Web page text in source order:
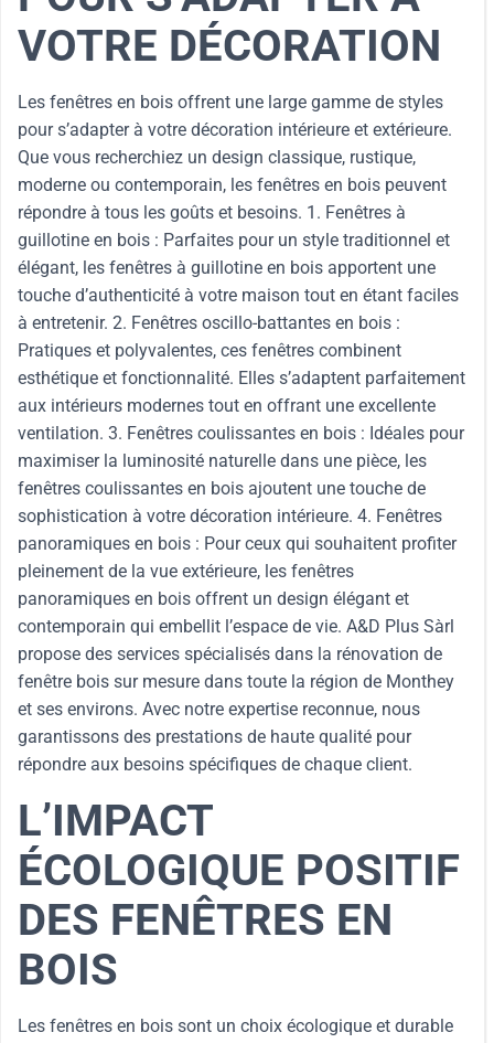
VOTRE DÉCORATION
Les fenêtres en bois offrent une large gamme de styles
pour s’adapter à votre décoration intérieure et extérieure.
Que vous recherchiez un design classique, rustique,
moderne ou contemporain, les fenêtres en bois peuvent
répondre à tous les goûts et besoins. 1. Fenêtres à
guillotine en bois : Parfaites pour un style traditionnel et
élégant, les fenêtres à guillotine en bois apportent une
touche d’authenticité à votre maison tout en étant faciles
à entretenir. 2. Fenêtres oscillo-battantes en bois :
Pratiques et polyvalentes, ces fenêtres combinent
esthétique et fonctionnalité. Elles s’adaptent parfaitement
aux intérieurs modernes tout en offrant une excellente
ventilation. 3. Fenêtres coulissantes en bois : Idéales pour
maximiser la luminosité naturelle dans une pièce, les
fenêtres coulissantes en bois ajoutent une touche de
sophistication à votre décoration intérieure. 4. Fenêtres
panoramiques en bois : Pour ceux qui souhaitent profiter
pleinement de la vue extérieure, les fenêtres
panoramiques en bois offrent un design élégant et
contemporain qui embellit l’espace de vie. A&D Plus Sàrl
propose des services spécialisés dans la rénovation de
fenêtre bois sur mesure dans toute la région de Monthey
et ses environs. Avec notre expertise reconnue, nous
garantissons des prestations de haute qualité pour
répondre aux besoins spécifiques de chaque client.
L’IMPACT
ÉCOLOGIQUE POSITIF
DES FENÊTRES EN
BOIS
Les fenêtres en bois sont un choix écologique et durable